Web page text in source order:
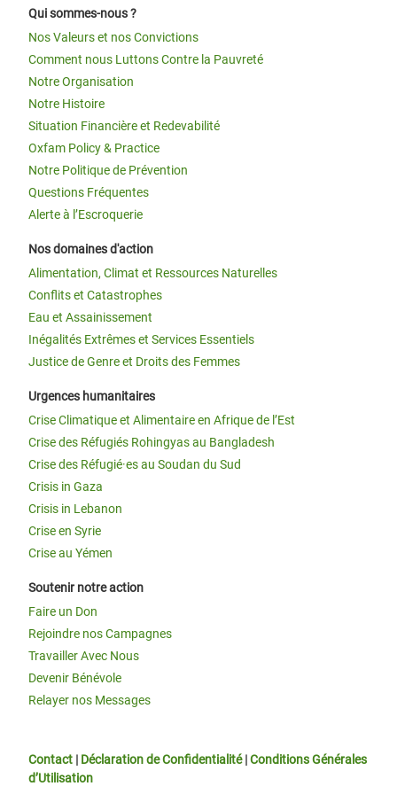
Qui sommes-nous ?
Nos Valeurs et nos Convictions
Comment nous Luttons Contre la Pauvreté
Notre Organisation
Notre Histoire
Situation Financière et Redevabilité
Oxfam Policy & Practice
Notre Politique de Prévention
Questions Fréquentes
Alerte à l’Escroquerie
Nos domaines d'action
Alimentation, Climat et Ressources Naturelles
Conflits et Catastrophes
Eau et Assainissement
Inégalités Extrêmes et Services Essentiels
Justice de Genre et Droits des Femmes
Urgences humanitaires
Crise Climatique et Alimentaire en Afrique de l’Est
Crise des Réfugiés Rohingyas au Bangladesh
Crise des Réfugié·es au Soudan du Sud
Crisis in Gaza
Crisis in Lebanon
Crise en Syrie
Crise au Yémen
Soutenir notre action
Faire un Don
Rejoindre nos Campagnes
Travailler Avec Nous
Devenir Bénévole
Relayer nos Messages
Contact | Déclaration de Confidentialité|Conditions Générales
d’Utilisation